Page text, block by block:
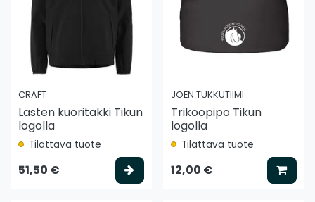
CRAFT
Lasten kuoritakki Tikun
logolla
Tilattava tuote
51,50 € Valitse vaihtoehto
JOEN TUKKUTIIMI
Trikoopipo Tikun
logolla
Tilattava tuote
12,00 €